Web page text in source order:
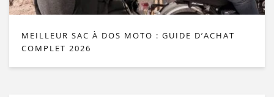
MEILLEUR SAC À DOS MOTO : GUIDE D’ACHAT
COMPLET 2026